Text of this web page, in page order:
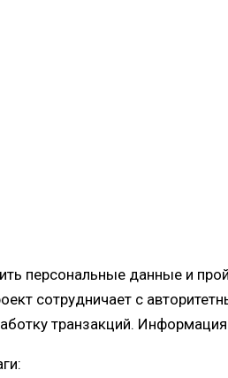
персональные данные и
сотрудничает с
транзакций. Информация